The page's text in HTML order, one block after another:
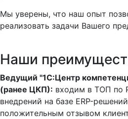
Мы уверены, что наш опыт
реализовать задачи Вашего
Наши
Ведущий "1С:Центр
(ранее ЦКП): входим в ТОП по
внедрений на базе ERP-
положительным отзывом